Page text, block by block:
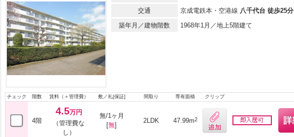
交通
京成電鉄本・空港線 八千代台 徒歩25分
築年月／建物階数
1968年1月／地上5階建て
チェック 階数 賃料（＋管理費） 敷／礼[保証] 間取り 専有面積 クリップ
4階
4.5万円
（管理費な
し）
無/1ヶ月
[無]
2LDK 47.99m2